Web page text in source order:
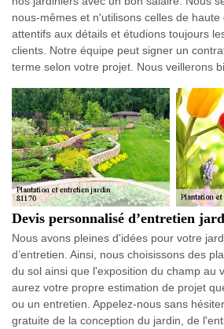
nous-mêmes et n'utilisons celles de
attentifs aux détails et étudions toujours
clients. Notre équipe peut signer un
terme selon votre projet. Nous veillerons
Devis personnalisé d’entretien
Nous avons pleines d'idées pour votre
d’entretien. Ainsi, nous choisissons des
du sol ainsi que l'exposition du champ au
aurez votre propre estimation de projet
ou un entretien. Appelez-nous sans
gratuite de la conception du jardin, de